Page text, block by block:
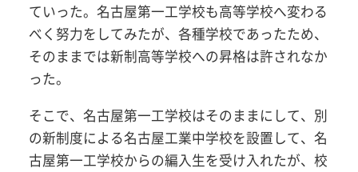
ていった。名古屋第一工学校も高等学校へ変わる
べく努力をしてみたが、各種学校であったため、
そのままでは新制高等学校への昇格は許されなか
った。
そこで、名古屋第一工学校はそのままにして、別
の新制度による名古屋工業中学校を設置して、名
古屋第一工学校からの編入生を受け入れたが、校